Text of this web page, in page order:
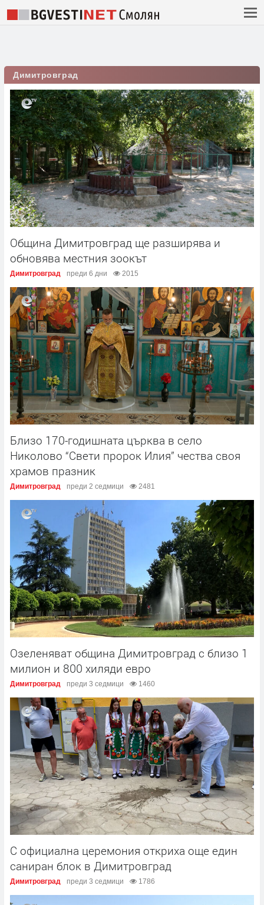
Димитровград
Община Димитровград ще разширява и
обновява местния зоокът
Димитровград преди 6 дни 2015
Близо 170-годишната църква в село
Николово “Свети пророк Илия” чества своя
храмов празник
Димитровград преди 2 седмици 2481
Озеленяват община Димитровград с близо 1
милион и 800 хиляди евро
Димитровград преди 3 седмици 1460
С официална церемония откриха още един
саниран блок в Димитровград
Димитровград преди 3 седмици 1786